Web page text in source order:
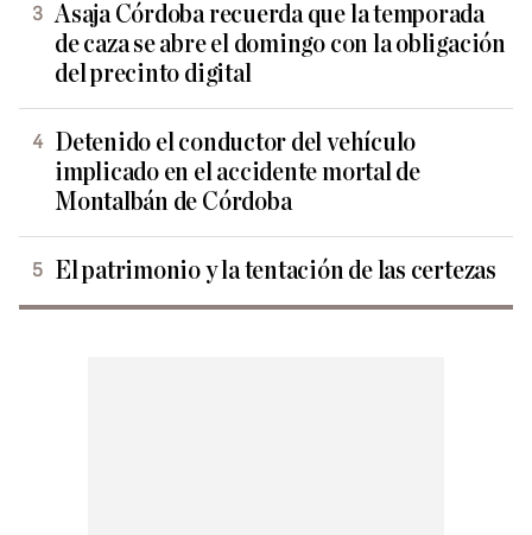
Asaja Córdoba recuerda que la temporada
de caza se abre el domingo con la obligación
del precinto digital
Detenido el conductor del vehículo
implicado en el accidente mortal de
Montalbán de Córdoba
El patrimonio y la tentación de las certezas